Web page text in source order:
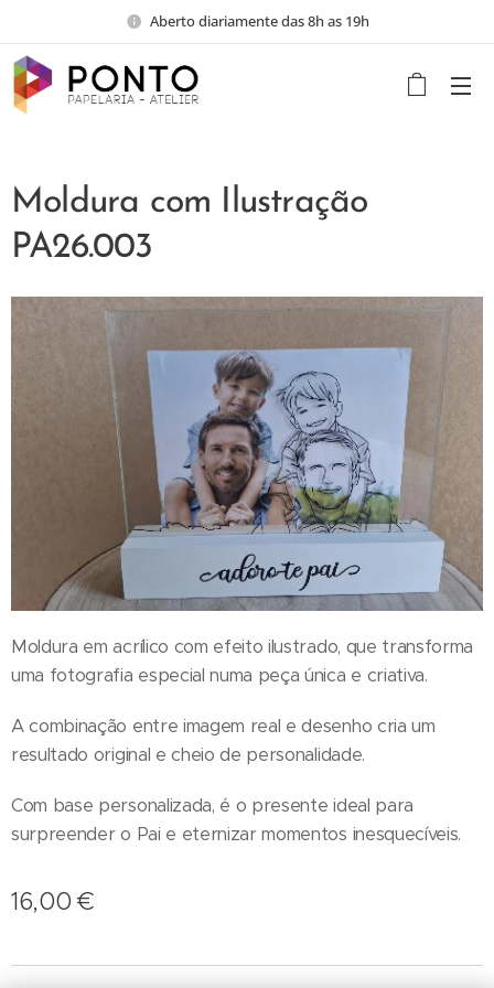
Aberto diariamente das 8h as 19h
Moldura com Ilustração
PA26.003
Moldura em acrílico com efeito ilustrado, que transforma
uma fotografia especial numa peça única e criativa.
A combinação entre imagem real e desenho cria um
resultado original e cheio de personalidade.
Com base personalizada, é o presente ideal para
surpreender o Pai e eternizar momentos inesquecíveis.
16,00 €